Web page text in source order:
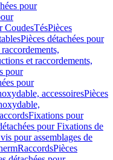
pour
CoudesTésPièces
Pièces détachées pour
et raccordements,
pour
pour
accessoiresPièces
Fixations pour
pour Fixations de
pour assemblages de
RaccordsPièces